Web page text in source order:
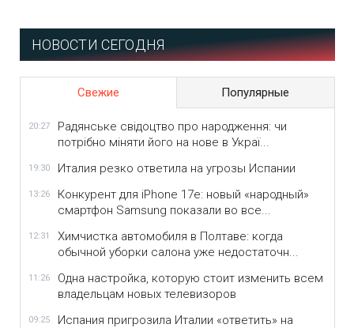
НОВОСТИ СЕГОДНЯ
Свежие Популярные
20:27
Радянське свідоцтво про народження: чи
потрібно міняти його на нове в Украї...
19:30 Италия резко ответила на угрозы Испании
13:26
Конкурент для iPhone 17e: новый «народный»
смартфон Samsung показали во все...
12:31
Химчистка автомобиля в Полтаве: когда
обычной уборки салона уже недостаточн...
11:26
Одна настройка, которую стоит изменить всем
владельцам новых телевизоров
09:25
Испания пригрозила Италии «ответить» на